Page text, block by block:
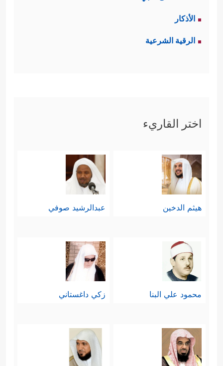
الأذكار
الرقية الشرعية
اختر القاريء
هيثم الدخين عبدالرشيد صوفي
محمود علي البنا زكي داغستاني